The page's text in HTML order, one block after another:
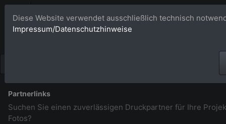
Bildagentur
Partnerlinks
Suchen Sie einen zuverlässigen Druckpartner für Ihre
Fotos?
Diese Website verwendet ausschließlich technisch
Impressum/Datenschutzhinweise